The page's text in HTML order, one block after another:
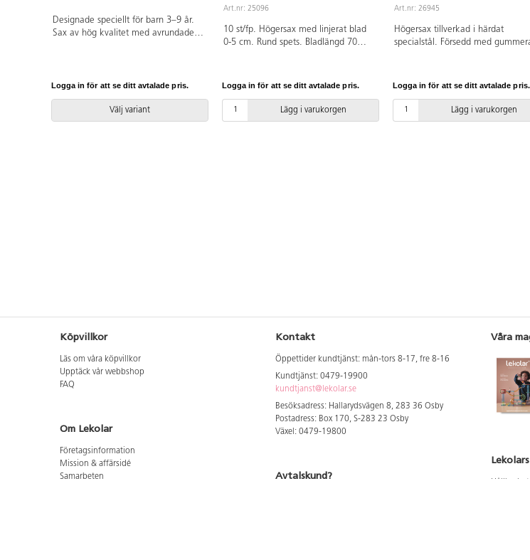
Designade speciellt för barn 3–9 år.
Sax av hög kvalitet med avrundade
Logga in för att se ditt avtalade pris.
Välj variant
Art.nr: 25096
10 st/fp. Högersax med linjerat blad
0-5 cm. Rund spets. Bladlängd 70
Logga in för att se ditt avtalade pris.
Lägg i varukorgen
Art.nr: 26945
Högersax tillverkad i härdat
specialstål. Försedd med
Logga in för att se ditt avtalade pris.
Lägg i varukorgen
Köpvillkor
Läs om våra köpvillkor
Upptäck vår webbshop
FAQ
Om Lekolar
Företagsinformation
Mission & affärsidé
Samarbeten
Kontakt
Öppettider kundtjänst: mån-tors 8-17, fre 8-16
Kundtjänst: 0479-19900
kundtjanst@lekolar.se
Besöksadress: Hallarydsvägen 8, 283 36 Osby
Postadress: Box 170, S-283 23 Osby
Växel: 0479-19800
Avtalskund?
Våra